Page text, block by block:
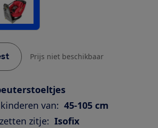
Prijs niet beschikbaar
van: 45-105 cm
zitje: Isofix